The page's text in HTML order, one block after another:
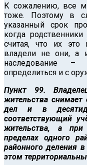
К сожалению, все
тоже. Поэтому в
указанный срок
когда
считая, что их это
владели не они, а
наследование
определиться и с
Пункт 99.
жительства снимает
дел и в
соответствующий
жительства, а
пределах одного
районного деления
этом